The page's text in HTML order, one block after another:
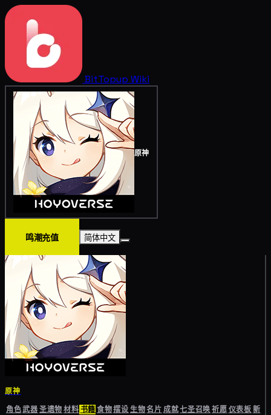
BitTopup Wiki
原神
鸣潮充值 简体中文
原神
角色武器圣遗物材料书籍食物摆设生物名片成就七圣召唤祈愿仪表板新